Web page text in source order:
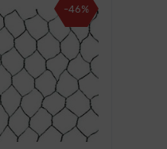
-46%